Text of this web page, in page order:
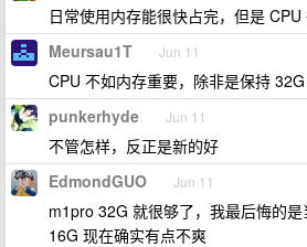
日常使用内存能很快占完，但是 CPU
Meursau1T Jun 11
CPU 不如内存重要，除非是保持
punkerhyde Jun 11
不管怎样，反正是新的好
EdmondGUO Jun 11
m1pro 32G 就很够了，我最后悔的是
16G 现在确实有点不爽